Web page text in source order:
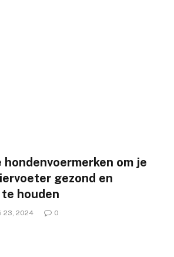
hondenvoermerken om je
gezond en
houden
23, 2024 0